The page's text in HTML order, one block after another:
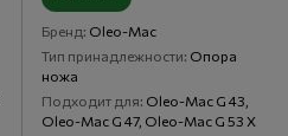
Бренд Oleo-Mac
Тип принадлежности Опора
ножа
Подходит для Oleo-Mac G 43,
Oleo-Mac G 47, Oleo-Mac G 53 X